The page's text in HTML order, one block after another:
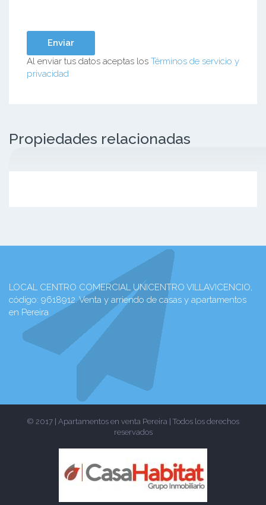
Al enviar tus datos aceptas los Términos de servicio y
privacidad
Propiedades relacionadas
LOCAL CENTRO COMERCIAL UNICENTRO VILLAVICENCIO,
código: 9618912. Venta y arriendo de casas y apartamentos
en Pereira
© 2017 | Apartamentos en venta Pereira | Todos los derechos
reservados